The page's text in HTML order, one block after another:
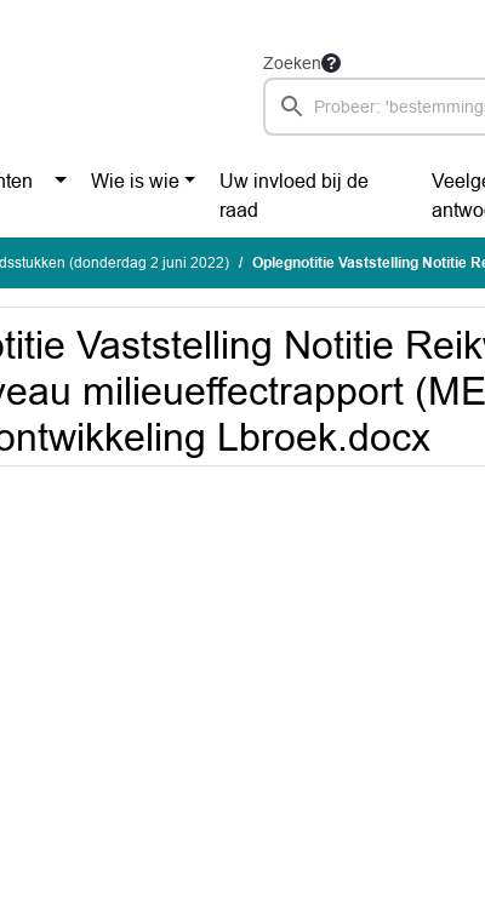
Zoeken
Wie is wie
Uw invloed bij de
raad
(donderdag 2 juni 2022) Oplegnotitie Vaststelling Notitie Reikwijdte en Detailniveau
Vaststelling Notitie
milieueffectrapport
Lbroek.docx